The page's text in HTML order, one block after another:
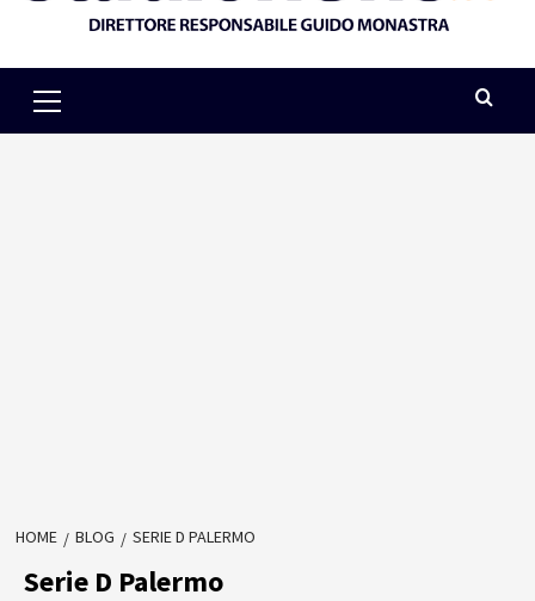
Menu
HOME BLOG SERIE D PALERMO
Serie D Palermo